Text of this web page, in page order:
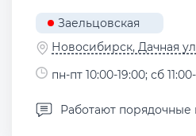
Заельцовская
Новосибирск, Дачная
пн-пт 10:00-19:00; сб
Работают